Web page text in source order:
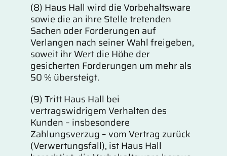
(8) Haus Hall wird die Vorbehaltsware
sowie die an ihre Stelle tretenden
Sachen oder Forderungen auf
Verlangen nach seiner Wahl freigeben,
soweit ihr Wert die Höhe der
gesicherten Forderungen um mehr als
50 % übersteigt.
(9) Tritt Haus Hall bei
vertragswidrigem Verhalten des
Kunden – insbesondere
Zahlungsverzug – vom Vertrag zurück
(Verwertungsfall), ist Haus Hall